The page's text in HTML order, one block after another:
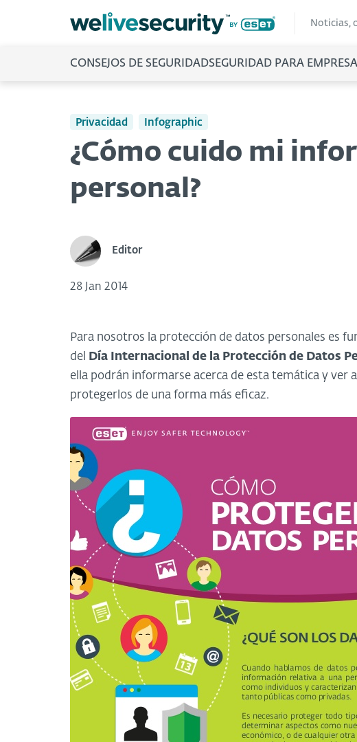
Noticias,
CONSEJOS DE SEGURIDADSEGURIDAD PARA
Privacidad Infographic
¿Cómo cuido mi
personal?
Editor
28 Jan 2014
Para nosotros la protección de datos personales es
del
Día Internacional de la Protección de Datos
ella podrán informarse acerca de esta temática y ver
protegerlos de una forma más eficaz.